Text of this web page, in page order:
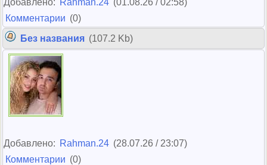
Добавлено: Rahman.24 (01.08.26 / 02:58)
Комментарии (0)
Без названия (107.2 Kb)
Добавлено: Rahman.24 (28.07.26 / 23:07)
Комментарии (0)